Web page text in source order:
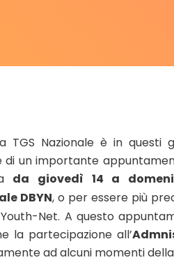
TGS Nazionale è in questi
di un importante
da giovedì 14 a
DBYN, o per essere più
Net. A questo
la partecipazione all’
ad alcuni momenti della